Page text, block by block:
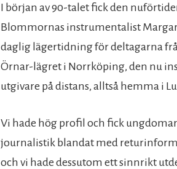
I början av 90-talet fick den
Blommornas instrumentalist
daglig lägertidning för deltagarna
Örnar-lägret i Norrköping, den nu
utgivare på distans, alltså hemma i
Vi hade hög profil och fick
journalistik blandat med
och vi hade dessutom ett sinnrikt